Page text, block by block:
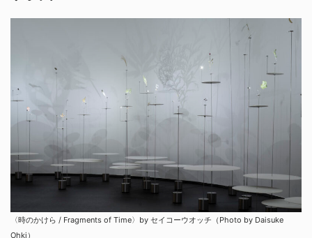
〈時のかけら / Fragments of Time〉by セイコーウオッチ（Photo by Daisuke
Ohki）